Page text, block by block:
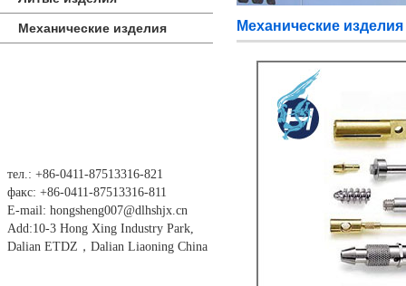
Механические изделия
тел.: +86-0411-87513316-821
факс: +86-0411-87513316-811
E-mail: hongsheng007@dlhshjx.cn
Add:10-3 Hong Xing Industry Park,
Dalian ETDZ，Dalian Liaoning China
Механические изделия